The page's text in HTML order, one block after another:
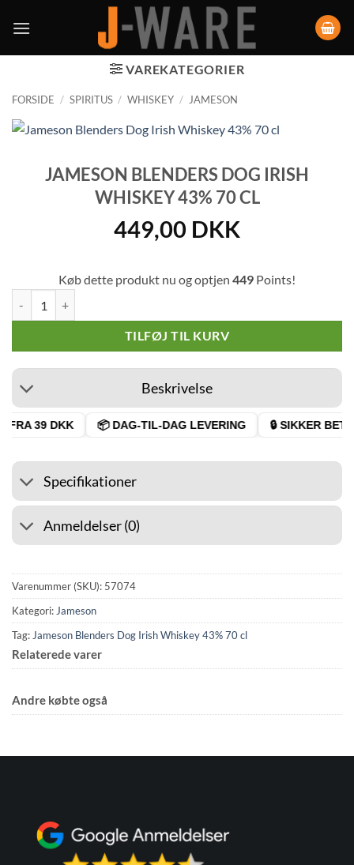
VAREKATEGORIER
FORSIDE / SPIRITUS / WHISKEY / JAMESON
JAMESON BLENDERS DOG IRISH
WHISKEY 43% 70 CL
449,00 DKK
Køb dette produkt nu og optjen 449 Points!
TILFØJ TIL KURV
Beskrivelse
39 DKK 📦 DAG-TIL-DAG LEVERING 🔒 SIKKER
Specifikationer
Anmeldelser (0)
Varenummer (SKU): 57074
Kategori:Jameson
Tag:Jameson Blenders Dog Irish Whiskey 43% 70 cl
Relaterede varer
Andre købte også